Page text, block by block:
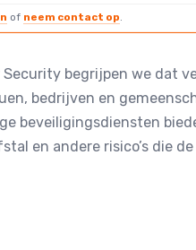
of neem contact op
Security begrijpen we dat
bedrijven en
beveiligingsdiensten
en andere risico’s die